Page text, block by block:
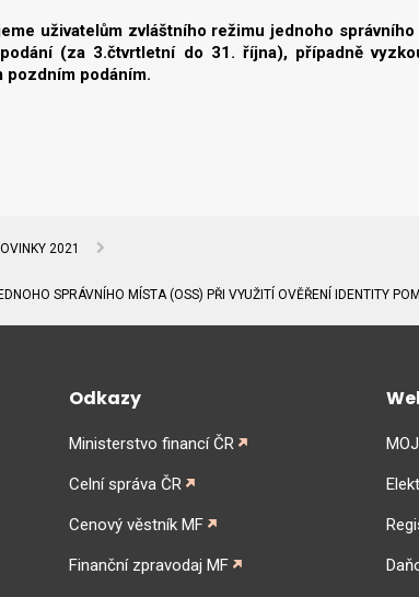
uživatelům zvláštního režimu jednoho
podání (za 3.čtvrtletní do 31. října), případně
pozdním podáním.
2021
SPRÁVNÍHO MÍSTA (OSS) PŘI VYUŽITÍ OVĚŘENÍ IDENTITY
Odkazy
Ministerstvo financí ČR
Celní správa ČR
Cenový věstník MF
Finanční zpravodaj MF